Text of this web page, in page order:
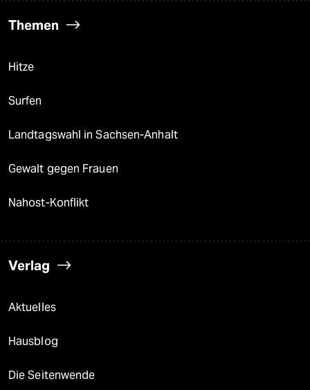
Themen
Hitze
Surfen
Landtagswahl in Sachsen-Anhalt
Gewalt gegen Frauen
Nahost-Konflikt
Verlag
Aktuelles
Hausblog
Die Seitenwende